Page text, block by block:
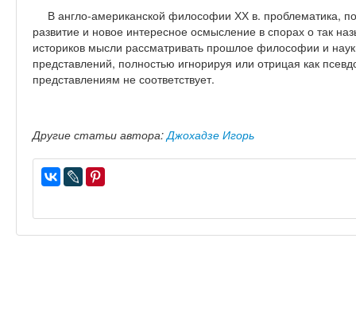
В англо-американской философии ХХ в. проблематика,
развитие и новое интересное осмысление в спорах о так
историков мысли рассматривать прошлое философии и
представлений, полностью игнорируя или отрицая как
представлениям не соответствует.
Другие статьи автора:Джохадзе Игорь